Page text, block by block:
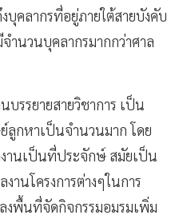
บุคลากรที่อยู่ภายใต้สายบังคับ
ำนวนบุคลากรมากกว่าศาล
บรรยายสายวิชาการ เป็น
กหาเป็นจำนวนมาก โดย
งานเป็นที่ประจักษ์ สมัยเป็น
านโครงการต่างๆในการ
งพื้นที่จัดกิจกรรมอมรมเพิ่ม